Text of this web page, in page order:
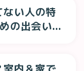
い人の特
の出会い方